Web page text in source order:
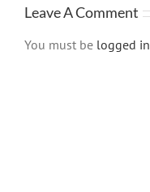
Leave A Comment
You must be logged in